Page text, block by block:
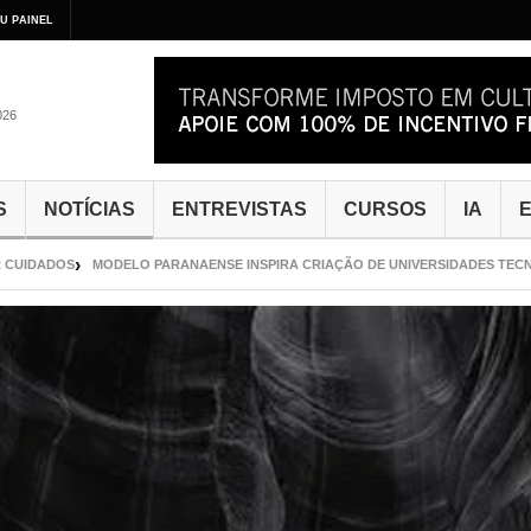
PAINEL
NOTÍCIAS ENTREVISTAS CURSOS IA
MODELO PARANAENSE INSPIRA CRIAÇÃO DE UNIVERSIDADES